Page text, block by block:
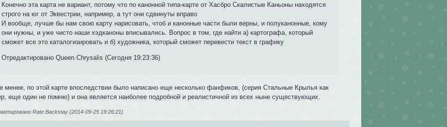
Конечно эта карта не вариант, потому что по канонной типа-карте от Хасбро Скалистые Каньоны находятся
строго на юг от Эквестрии, например, а тут они сдвинуты вправо
И вообще, лучше бы нам свою карту нарисовать, чтоб и канонные части были верны, и полуканонные, кому
они нужны, и уже чисто наши хэдканоны вписывались. Вопрос в том, где найти а) картографа, который
сможет все это каталогизировать и б) художника, который сможет перевести текст в графику
Отредактировано Queen Chrysalis (Сегодня 19:23:36)
менее, по этой карте впоследствии было написано еще несколько фанфиков, (серия Стальные Крылья как
еще один не помню) и она является наиболее подробной и реалистичной из всех ныне существующих.
Rate Backstay (2014-09-25 19:26:21)